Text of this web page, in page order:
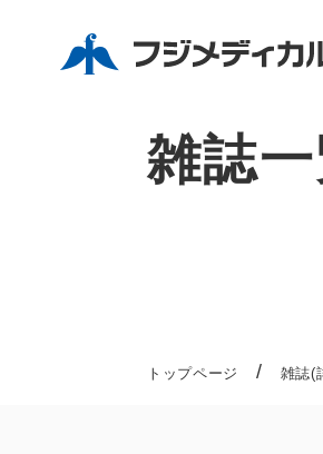
雑誌
トップページ / 雑誌(